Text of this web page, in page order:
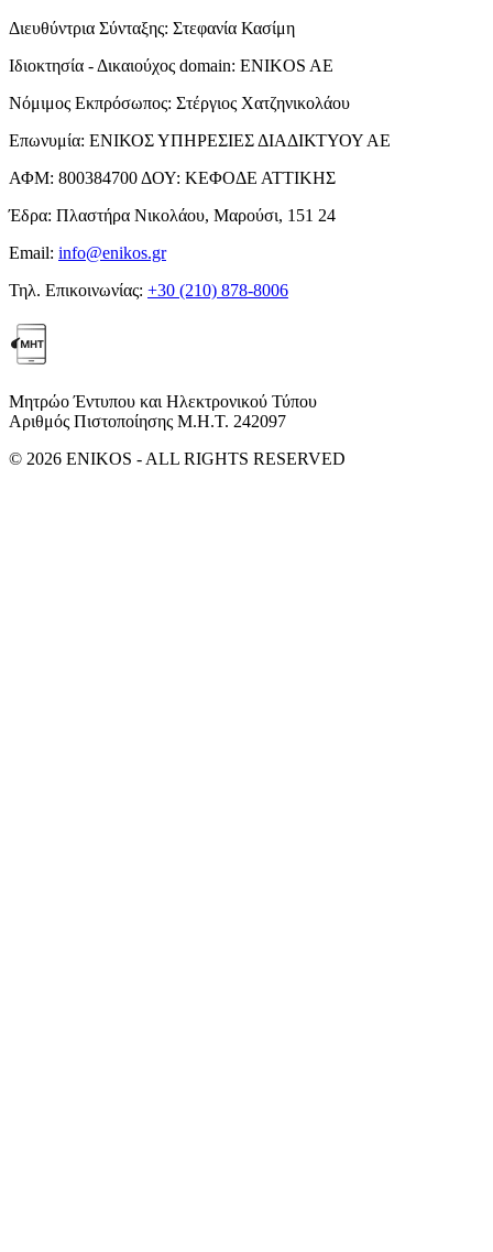
Διευθύντρια Σύνταξης: Στεφανία Κασίμη
Ιδιοκτησία - Δικαιούχος domain: ENIKOS AE
Νόμιμος Εκπρόσωπος: Στέργιος Χατζηνικολάου
Επωνυμία: ΕΝΙΚΟΣ ΥΠΗΡΕΣΙΕΣ ΔΙΑΔΙΚΤΥΟΥ ΑΕ
ΑΦΜ: 800384700ΔΟΥ: ΚΕΦΟΔΕ ΑΤΤΙΚΗΣ
Έδρα: Πλαστήρα Νικολάου, Μαρούσι, 151 24
Email: info@enikos.gr
Τηλ. Επικοινωνίας: +30 (210) 878-8006
Μητρώο Έντυπου και Ηλεκτρονικού Τύπου
Αριθμός Πιστοποίησης Μ.Η.Τ. 242097
© 2026 ENIKOS - ALL RIGHTS RESERVED